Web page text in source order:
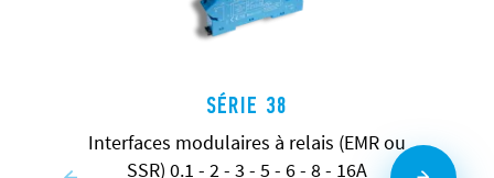
SÉRIE 38
Interfaces modulaires à relais (EMR ou
SSR) 0.1 - 2 - 3 - 5 - 6 - 8 - 16A